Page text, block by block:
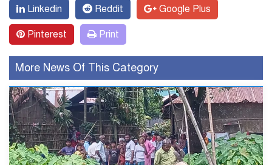
Linkedin Reddit Google Plus
Pinterest Print
More News Of This Category